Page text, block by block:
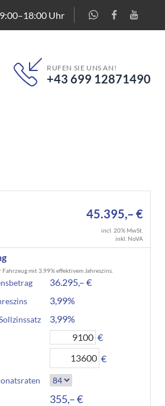
Uhr
RUFEN SIE UNS AN!
+43 699 12871490
45.395,– €
incl. 20% MwSt.
inkl. NoVA
mit 3,99% effektivem Jahreszins.
36.295,– €
3,99%
3,99%
€
€
355,– €